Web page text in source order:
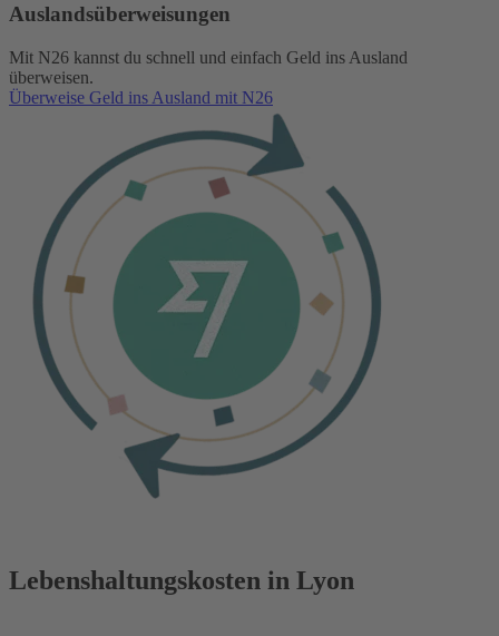
Auslandsüberweisungen
Mit N26 kannst du schnell und einfach Geld ins Ausland
überweisen.
Überweise Geld ins Ausland mit N26
Lebenshaltungskosten in Lyon